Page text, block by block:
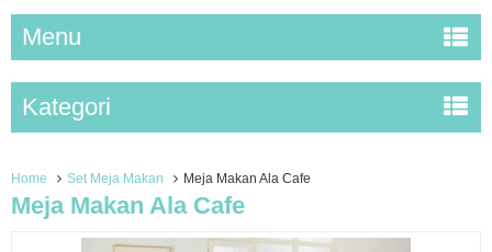
Menu
Kategori
Home Set Meja Makan Meja Makan Ala Cafe
Meja Makan Ala Cafe